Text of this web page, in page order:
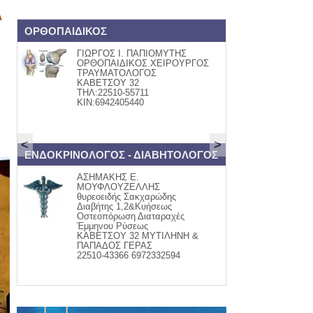
>
<
ΟΡΘΟΠΑΙΔΙΚΟΣ
ΓΙΩΡΓΟΣ Ι. ΠΑΠΙΟΜΥΤΗΣ
ΟΡΘΟΠΑΙΔΙΚΟΣ ΧΕΙΡΟΥΡΓΟΣ
ΤΡΑΥΜΑΤΟΛΟΓΟΣ
ΚΑΒΕΤΣΟΥ 32
ΤΗΛ:22510-55711
ΚΙΝ:6942405440
ΕΝΔΟΚΡΙΝΟΛΟΓΟΣ - ΔΙΑΒΗΤΟΛΟΓΟΣ
ΑΣΗΜΑΚΗΣ Ε.
ΜΟΥΦΛΟΥΖΕΛΛΗΣ
θυρεοειδής Σακχαρώδης
Διαβήτης 1,2&Κυήσεως
Οστεοπόρωση Διαταραχές
Έμμηνου Ρύσεως
ΚΑΒΕΤΣΟΥ 32 ΜΥΤΙΛΗΝΗ &
ΠΑΠΑΔΟΣ ΓΕΡΑΣ
22510-43366 6972332594